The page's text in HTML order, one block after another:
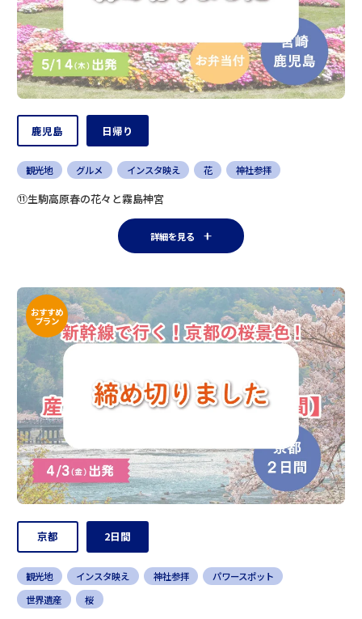
鹿児島 日帰り
観光地 グルメ インスタ映え 花 神社参拝
⑪生駒高原春の花々と霧島神宮
詳細を見る
おすすめ
プラン
京都 2日間
観光地 インスタ映え 神社参拝
パワースポット
世界遺産
桜